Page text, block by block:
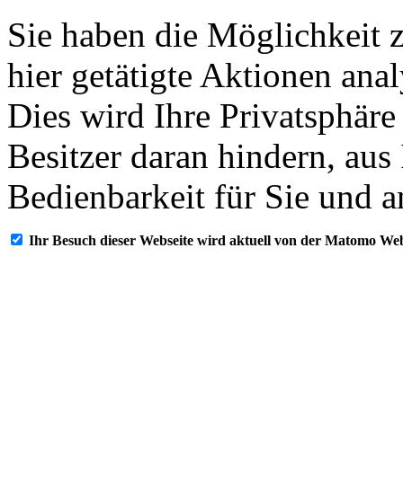
Sie haben die Möglichkeit
hier getätigte Aktionen
Dies wird Ihre
Besitzer daran hindern,
Bedienbarkeit für Sie und
Ihr Besuch dieser Webseite wird aktuell von der Matomo